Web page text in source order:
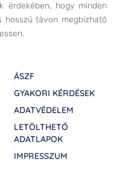
érdekében, hogy minden
hosszú távon megbízható
ÁSZF
GYAKORI KÉRDÉSEK
ADATVÉDELEM
LETÖLTHETŐ
ADATLAPOK
IMPRESSZUM